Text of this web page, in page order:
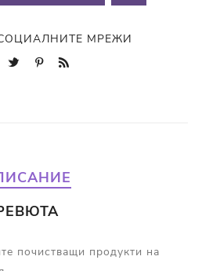
МРЕЖИ
почистващи продукти на